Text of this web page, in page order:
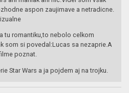
aspon zaujimave a netradicne.
tu romantiku,to nebolo celkom
som si povedal:Lucas sa nezaprie.A
poznat.
Star Wars a ja pojdem aj na trojku.